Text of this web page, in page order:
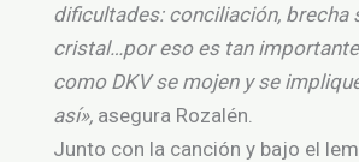
dificultades: conciliación, brecha
cristal…por eso es tan
como DKV se mojen y se
así», asegura Rozalén.
Junto con la canción y bajo el